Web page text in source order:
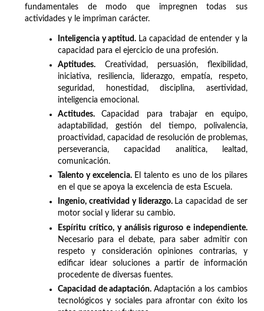
fundamentales de modo que impregnen todas sus
actividades y le impriman carácter.
Inteligencia y aptitud. La capacidad de entender y la
capacidad para el ejercicio de una profesión.
Aptitudes. Creatividad, persuasión, flexibilidad,
iniciativa, resiliencia, liderazgo, empatía, respeto,
seguridad, honestidad, disciplina, asertividad,
inteligencia emocional.
Actitudes.Capacidad para trabajar en equipo,
adaptabilidad, gestión del tiempo, polivalencia,
proactividad, capacidad de resolución de problemas,
perseverancia, capacidad analítica, lealtad,
comunicación.
Talento y excelencia. El talento es uno de los pilares
en el que se apoya la excelencia de esta Escuela.
Ingenio, creatividad y liderazgo. La capacidad de ser
motor social y liderar su cambio.
Espíritu crítico, y análisis riguroso e independiente.
Necesario para el debate, para saber admitir con
respeto y consideración opiniones contrarias, y
edificar idear soluciones a partir de información
procedente de diversas fuentes.
Capacidad de adaptación. Adaptación a los cambios
tecnológicos y sociales para afrontar con éxito los